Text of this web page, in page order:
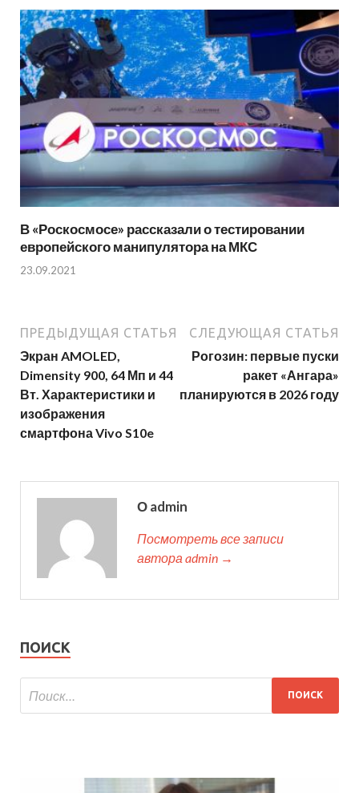
В «Роскосмосе» рассказали о тестировании
европейского манипулятора на МКС
23.09.2021
ПРЕДЫДУЩАЯ СТАТЬЯ
Экран AMOLED,
Dimensity 900, 64 Мп и 44
Вт. Характеристики и
изображения
смартфона Vivo S10e
СЛЕДУЮЩАЯ СТАТЬЯ
Рогозин: первые пуски
ракет «Ангара»
планируются в 2026 году
О admin
Посмотреть все записи
автора admin →
ПОИСК